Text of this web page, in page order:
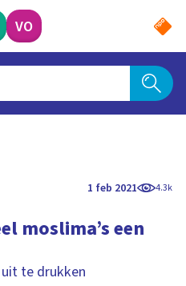
VO
1 feb 2021 4.3k
moslima’s een
te drukken